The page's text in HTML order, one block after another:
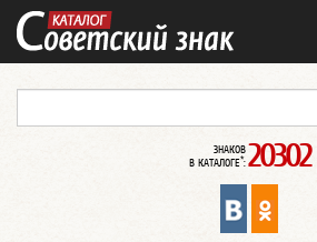
ЗНАКОВ
В КАТАЛОГЕ*: 20302